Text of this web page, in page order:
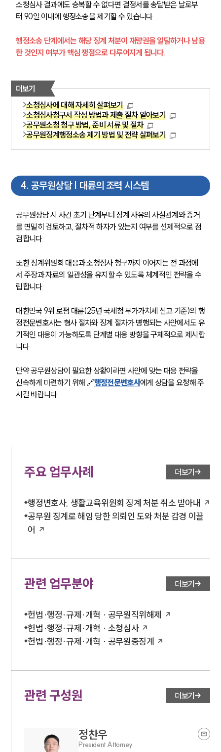
그룹소개
그룹소개
글로벌 파트너 로펌
고객의 소리
통합검색
AI대륜
주요 업무사례
사례분석/최신동향
법률정보
업무분야
소식/자료
법률서식
뉴스레터/브로슈어
세미나
소청심사 결과에도 승복할 수 없다면 결정서를 송달받은 날로부
터 90일 이내에 행정소송을 제기할 수 있습니다.
행정소송 단계에서는 해당 징계 처분이 재량권을 일탈하거나 남용
한 것인지 여부가 핵심 쟁점으로 다루어지게 됩니다.
더보기
소청심사에 대해 자세히 살펴보기
소청심사청구서 작성 방법과 제출 절차 알아보기
공무원소청 청구 방법, 준비 서류 및 절차
공무원징계행정소송 제기 방법 및 전략 살펴보기
4. 공무원상담 | 대륜의 조력 시스템
공무원상담 시 사건 초기 단계부터 징계 사유의 사실관계와 증거
를 면밀히 검토하고, 절차적 하자가 있는지 여부를 선제적으로 점
검합니다.
또한 징계위원회 대응과 소청심사 청구까지 이어지는 전 과정에
서 주장과 자료의 일관성을 유지할 수 있도록 체계적인 전략을 수
립합니다.
대한민국 9위 로펌 대륜(25년 국세청 부가가치세 신고 기준)의 행
정전문변호사는 형사 절차와 징계 절차가 병행되는 사안에서도 유
기적인 대응이 가능하도록 단계별 대응 방향을 구체적으로 제시합
니다.
만약 공무원상담이 필요한 상황이라면 사안에 맞는 대응 전략을
신속하게 마련하기 위해 🔗행정전문변호사에게 상담을 요청해 주
시길 바랍니다.
주요 업무사례 더보기
행정변호사, 생활교육위원회 징계 처분 취소 받아내
공무원 징계로 해임 당한 의뢰인 도와 처분 감경 이끌
어
관련 업무분야 더보기
헌법·행정·규제·개혁 · 공무원직위해제
헌법·행정·규제·개혁 · 소청심사
헌법·행정·규제·개혁 · 공무원중징계
관련 구성원 더보기
정찬우
President Attorney